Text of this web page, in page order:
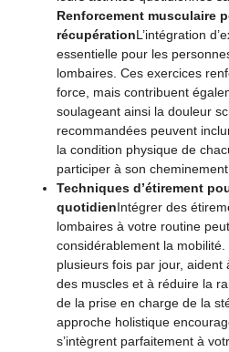
Renforcement musculaire
récupérationL’intégration
essentielle pour les
lombaires. Ces exercices
force, mais contribuent
soulageant ainsi la douleur
recommandées peuvent
la condition physique de
participer à son
Techniques d’étirement
quotidienIntégrer des
lombaires à votre routine
considérablement la
plusieurs fois par jour, aident
des muscles et à réduire la
de la prise en charge de la
approche holistique
s’intègrent parfaitement à